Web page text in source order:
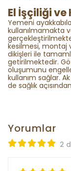
El İşçiliği ve
Yemeni
kullanılmamakta
kesilmesi, montaj
dikişleri ile
getirilmektedir.
oluşumunu
kullanım sağlar.
de sağlık
Yorumlar
2